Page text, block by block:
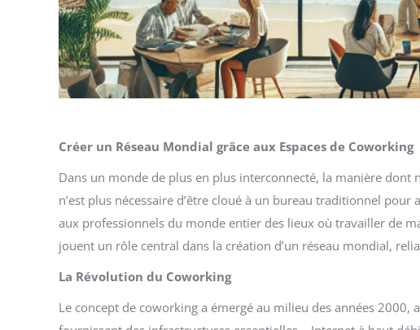
Créer un Réseau Mondial grâce aux Espaces de Coworking
Dans un monde de plus en plus interconnecté, la manière
n’est plus nécessaire d’être cloué à un bureau traditionnel
aux professionnels du monde entier des lieux où travailler de
jouent un rôle central dans la création d’un réseau mondial,
La Révolution du Coworking
Le concept de coworking a émergé au milieu des années 2000,